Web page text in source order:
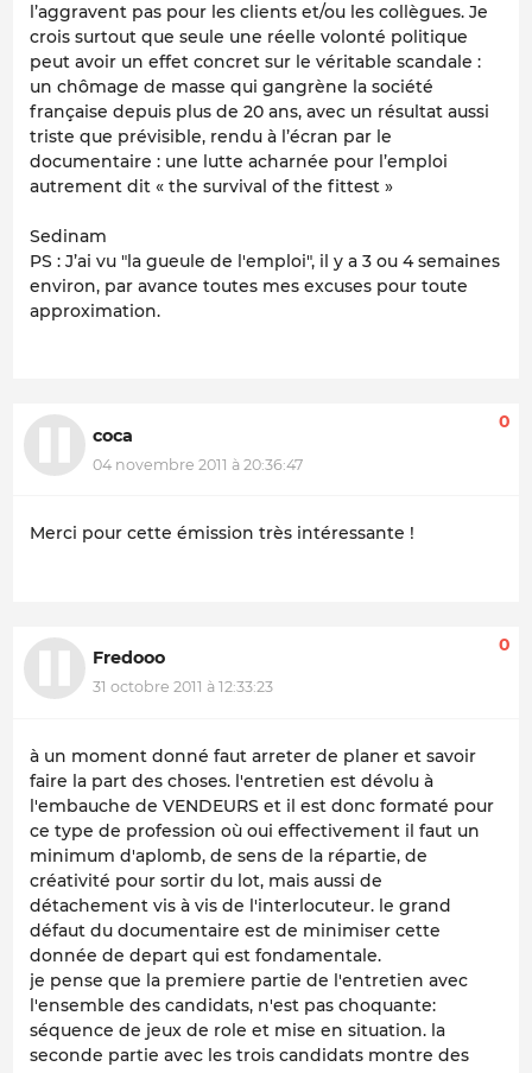
l’aggravent pas pour les clients et/ou les collègues. Je
crois surtout que seule une réelle volonté politique
peut avoir un effet concret sur le véritable scandale :
un chômage de masse qui gangrène la société
française depuis plus de 20 ans, avec un résultat aussi
triste que prévisible, rendu à l’écran par le
documentaire : une lutte acharnée pour l’emploi
autrement dit « the survival of the fittest »
Sedinam
PS : J’ai vu "la gueule de l'emploi", il y a 3 ou 4 semaines
environ, par avance toutes mes excuses pour toute
approximation.
coca
04 novembre 2011 à 20:36:47
0
Merci pour cette émission très intéressante !
Fredooo
31 octobre 2011 à 12:33:23
0
à un moment donné faut arreter de planer et savoir
faire la part des choses. l'entretien est dévolu à
l'embauche de VENDEURS et il est donc formaté pour
ce type de profession où oui effectivement il faut un
minimum d'aplomb, de sens de la répartie, de
créativité pour sortir du lot, mais aussi de
détachement vis à vis de l'interlocuteur. le grand
défaut du documentaire est de minimiser cette
donnée de depart qui est fondamentale.
je pense que la premiere partie de l'entretien avec
l'ensemble des candidats, n'est pas choquante:
séquence de jeux de role et mise en situation. la
seconde partie avec les trois candidats montre des